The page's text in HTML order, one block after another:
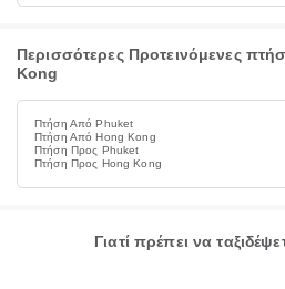
Περισσότερες Προτεινόμενες
Kong
Πτήση Από Phuket
Πτήση Από Hong Kong
Πτήση Προς Phuket
Πτήση Προς Hong Kong
Γιατί πρέπει να